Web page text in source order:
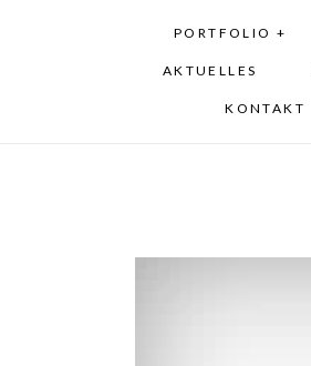
PORTFOLIO +
AKTUELLES
KONTAKT